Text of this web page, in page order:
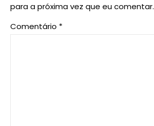
para a próxima vez que eu comentar.
Comentário *